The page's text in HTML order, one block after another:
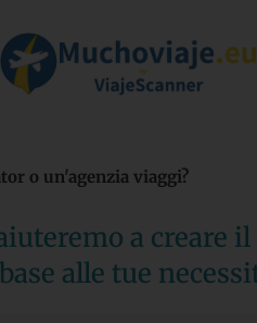
o un'agenzia viaggi?​
a creare il
alle tue